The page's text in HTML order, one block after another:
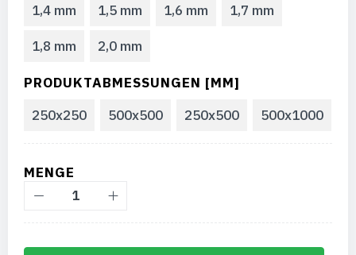
1,4 mm 1,5 mm 1,6 mm 1,7 mm
1,8 mm 2,0 mm
PRODUKTABMESSUNGEN [MM]
250x250
500x500 250x500 500x1000
MENGE